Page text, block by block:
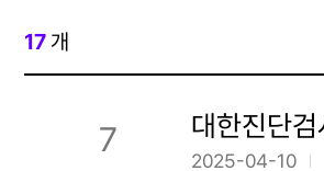
17 개
7 대한진단
2025-04-10